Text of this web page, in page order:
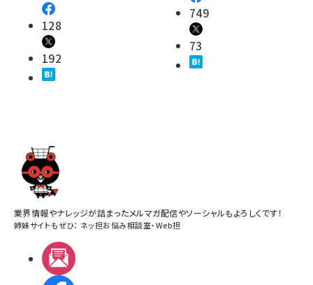
128
192
749
73
業界情報やナレッジが詰まったメルマガ配信やソーシャルもよろしくです！
姉妹サイトもぜひ： ネッ担お悩み相談室・Web担